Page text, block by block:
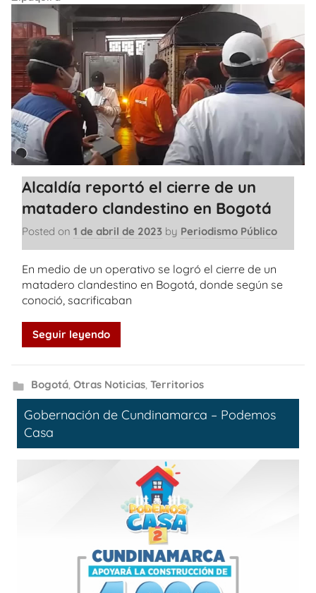
Alcaldía reportó el cierre de un
matadero clandestino en Bogotá
Posted on 1 de abril de 2023 by Periodismo Público
En medio de un operativo se logró el cierre de un
matadero clandestino en Bogotá, donde según se
conoció, sacrificaban
Seguir leyendo
Bogotá, Otras Noticias, Territorios
Gobernación de Cundinamarca – Podemos
Casa